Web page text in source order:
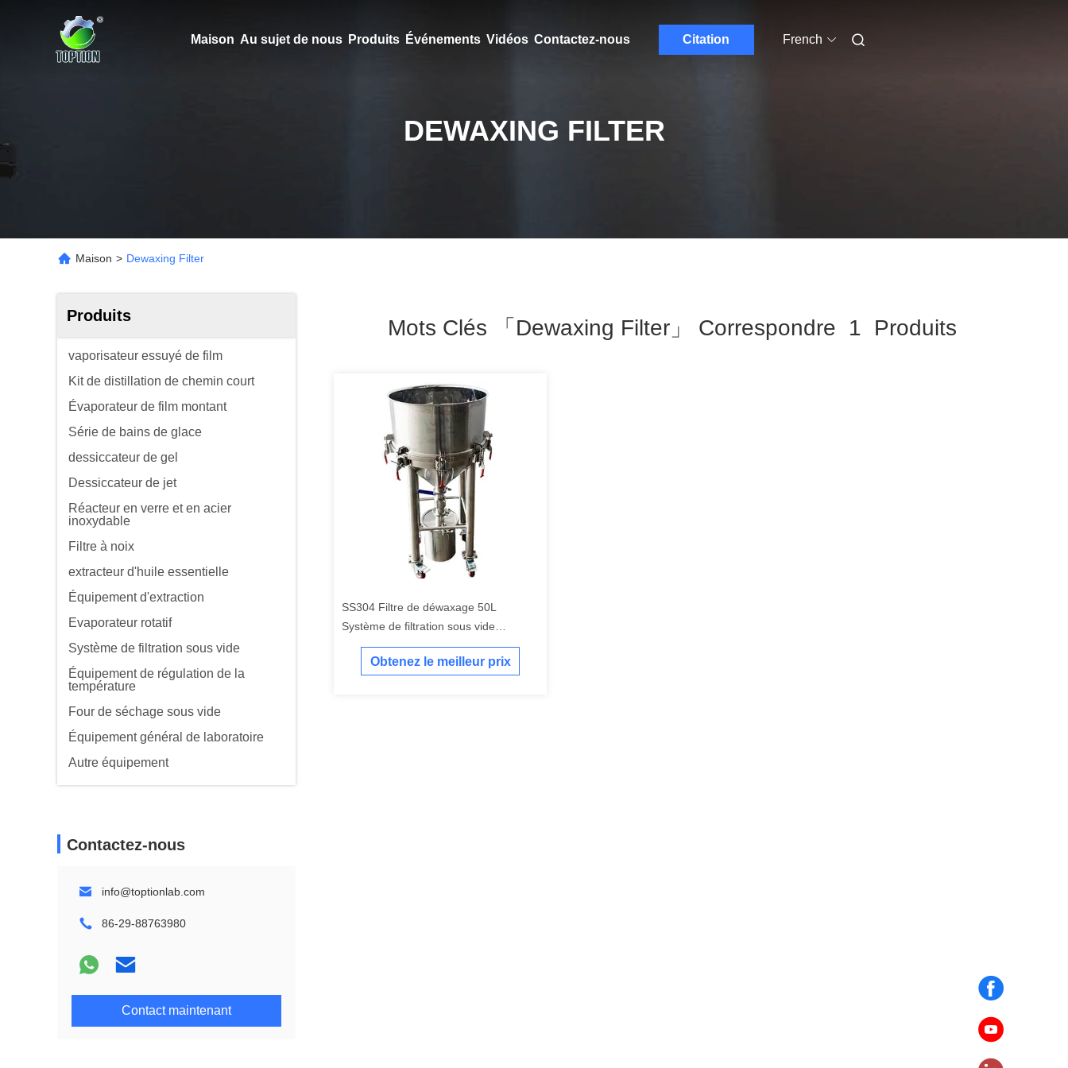
Maison Au sujet de nous Produits Événements Vidéos Contactez-nous Citation French
DEWAXING FILTER
Maison > Dewaxing Filter
Produits
vaporisateur essuyé de film
Kit de distillation de chemin court
Évaporateur de film montant
Série de bains de glace
dessiccateur de gel
Dessiccateur de jet
Réacteur en verre et en acier
inoxydable
Filtre à noix
extracteur d'huile essentielle
Équipement d'extraction
Evaporateur rotatif
Système de filtration sous vide
Équipement de régulation de la
température
Four de séchage sous vide
Équipement général de laboratoire
Autre équipement
Contactez-nous
info@toptionlab.com
86-29-88763980
Contact maintenant
Mots Clés 「dewaxing Filter」 Correspondre 1 Produits
SS304 Filtre de déwaxage 50L
Système de filtration sous vide
Décapage de cire à haut débit
Obtenez le meilleur prix